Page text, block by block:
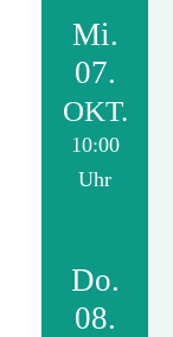
Mi.
07.
OKT.
10:00
Uhr
Do.
08.